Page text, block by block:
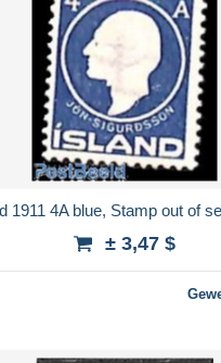
1911 4A blue, Stamp out of
± 3,47 $